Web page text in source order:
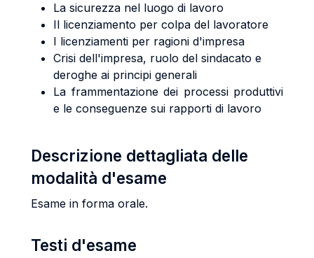
La sicurezza nel luogo di lavoro
Il licenziamento per colpa del lavoratore
I licenziamenti per ragioni d'impresa
Crisi dell'impresa, ruolo del sindacato e
deroghe ai principi generali
La frammentazione dei processi produttivi
e le conseguenze sui rapporti di lavoro
Descrizione dettagliata delle
modalità d'esame
Esame in forma orale.
Testi d'esame